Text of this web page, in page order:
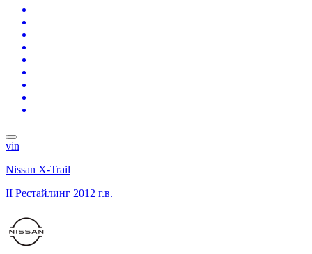
vin
Nissan X-Trail
II Рестайлинг 2012 г.в.